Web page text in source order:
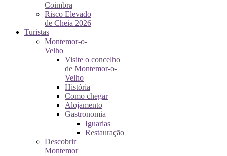
Coimbra
Risco Elevado
de Cheia 2026
Turistas
Montemor-o-
Velho
Visite o concelho
de Montemor-o-
Velho
História
Como chegar
Alojamento
Gastronomia
Iguarias
Restauração
Descobrir
Montemor